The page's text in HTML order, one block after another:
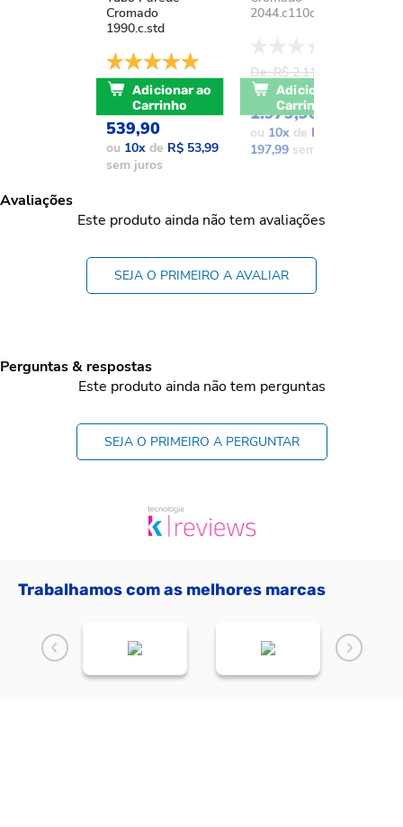
Cromado
1990.c.std
De: R$ 741,17
POR: R$
539,90
ou 10xde R$ 53,99
sem juros
Adicionar ao
Carrinho
2044.c110d.aqc
De: R$ 2.111,37
POR: R$
1.979,90
ou 10xde R$
197,99sem juros
Adicionar ao
Carrinho
Avaliações
Este produto ainda não tem avaliações
SEJA O PRIMEIRO A AVALIAR
Perguntas & respostas
Este produto ainda não tem perguntas
SEJA O PRIMEIRO A PERGUNTAR
Trabalhamos com as melhores marcas